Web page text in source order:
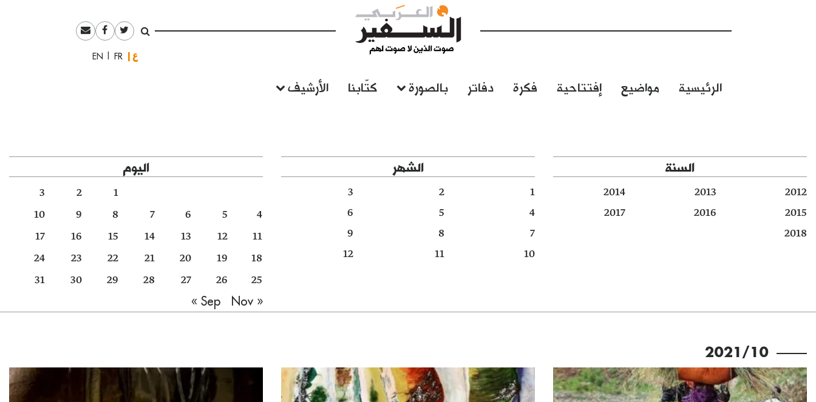
العربيةFrançais
English
الرئيسية مواضيع إفتتاحية فكرة دفاتر بالصورة كتّابنا الأرشيف
السنة
2012
2013
2014
2015
2016
2017
2018
الشهر
1
2
3
4
5
6
7
8
9
10
11
12
اليوم
1
2
3
4
5
6
7
8
9
10
11
12
13
14
15
16
17
18
19
20
21
22
23
24
25
26
27
28
29
30
31
« Sep
Nov »
2021/10